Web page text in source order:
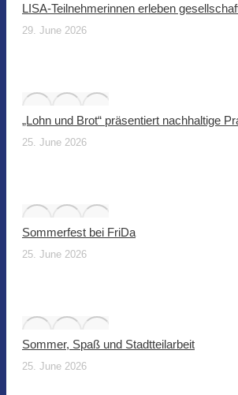
LISA-Teilnehmerinnen erleben
29. June 2026
„Lohn und Brot“ präsentiert nachhaltige
25. June 2026
Sommerfest bei FriDa
25. June 2026
Sommer, Spaß und Stadtteilarbeit
25. June 2026